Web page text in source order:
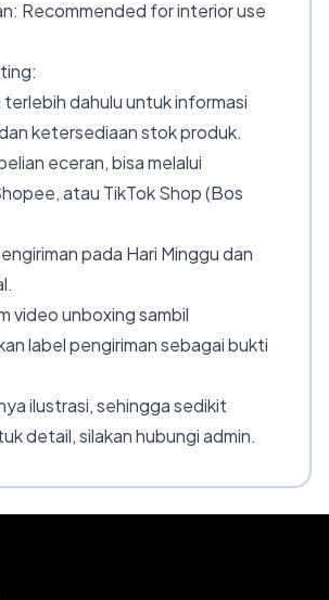
Recommended for interior use
terlebih dahulu untuk informasi
ketersediaan stok produk.
eceran, bisa melalui
atau TikTok Shop (Bos
pada Hari Minggu dan
video unboxing sambil
label pengiriman sebagai bukti
ilustrasi, sehingga sedikit
detail, silakan hubungi admin.